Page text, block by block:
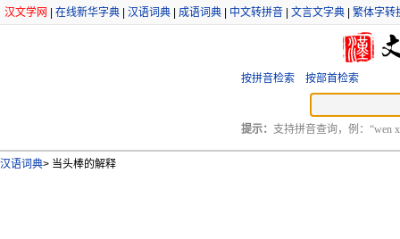
汉文学网 在线新华字典 汉语词典 成语词典 中文转拼音 文言文字典 繁体字转
按拼音检索 按部首检索
提示： 支持拼音查询，例：“wen
汉语词典> 当头棒的解释